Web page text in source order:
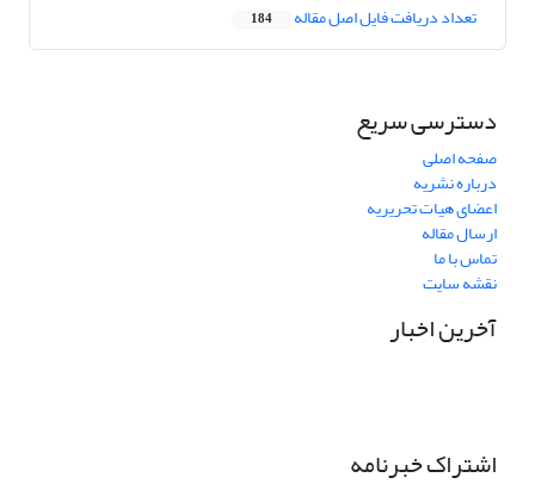
تعداد دریافت فایل اصل مقاله 184
دسترسی سریع
صفحه اصلی
درباره نشریه
اعضای هیات تحریریه
ارسال مقاله
تماس با ما
نقشه سایت
آخرین اخبار
اشتراک خبرنامه